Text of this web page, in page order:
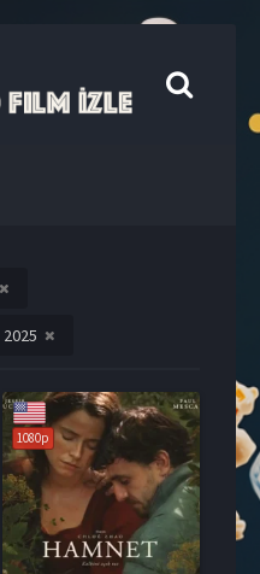
2025
1080p